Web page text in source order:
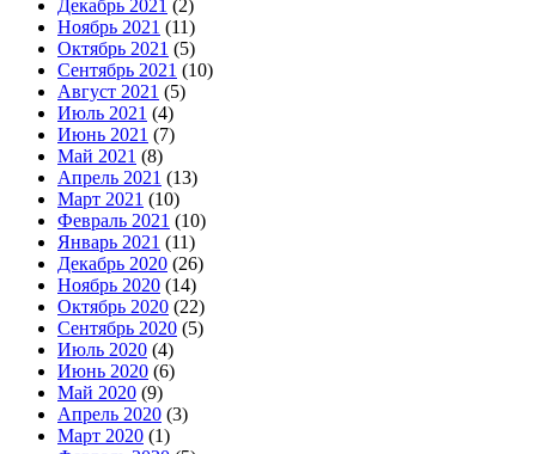
Декабрь 2021 (2)
Ноябрь 2021 (11)
Октябрь 2021 (5)
Сентябрь 2021 (10)
Август 2021 (5)
Июль 2021 (4)
Июнь 2021 (7)
Май 2021 (8)
Апрель 2021 (13)
Март 2021 (10)
Февраль 2021 (10)
Январь 2021 (11)
Декабрь 2020 (26)
Ноябрь 2020 (14)
Октябрь 2020 (22)
Сентябрь 2020 (5)
Июль 2020 (4)
Июнь 2020 (6)
Май 2020 (9)
Апрель 2020 (3)
Март 2020 (1)